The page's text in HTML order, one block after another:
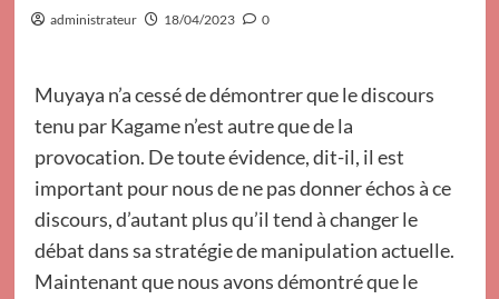
administrateur 18/04/2023 0
Muyaya n’a cessé de démontrer que le discours
tenu par Kagame n’est autre que de la
provocation. De toute évidence, dit-il, il est
important pour nous de ne pas donner échos à ce
discours, d’autant plus qu’il tend à changer le
débat dans sa stratégie de manipulation actuelle.
Maintenant que nous avons démontré que le